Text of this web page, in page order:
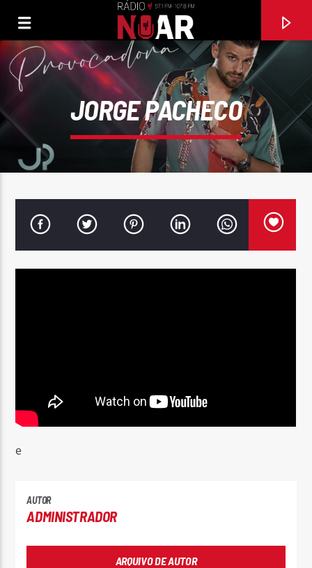
Rádio No ar
JORGE PACHECO
e
AUTOR
ADMINISTRADOR
ARQUIVO DE AUTOR